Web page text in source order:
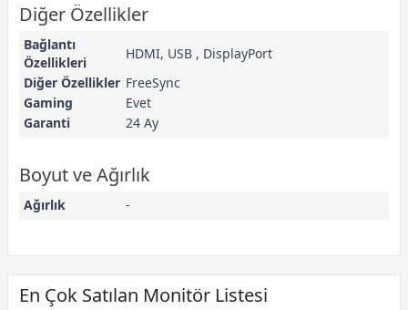
Diğer Özellikler
Bağlantı
Özellikleri
HDMI, USB , DisplayPort
Diğer Özellikler FreeSync
Gaming
Evet
Garanti
24 Ay
Boyut ve Ağırlık
Ağırlık -
En Çok Satılan Monitör Listesi